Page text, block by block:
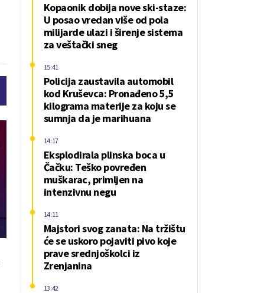
Kopaonik dobija nove ski-staze:
U posao vredan više od pola
milijarde ulazi i širenje sistema
za veštački sneg
Policija zaustavila automobil
kod Kruševca: Pronađeno 5,5
kilograma materije za koju se
sumnja da je marihuana
15:41
Eksplodirala plinska boca u
Čačku: Teško povređen
muškarac, primljen na
intenzivnu negu
14:17
Majstori svog zanata: Na tržištu
će se uskoro pojaviti pivo koje
prave srednjoškolci iz
Zrenjanina
14:11
13:42